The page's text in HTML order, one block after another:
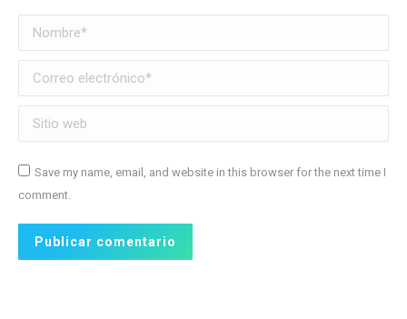
Nombre *
Correo electrónico *
Sitio web
Save my name, email, and website in this browser for the next time I
comment.
Publicar comentario